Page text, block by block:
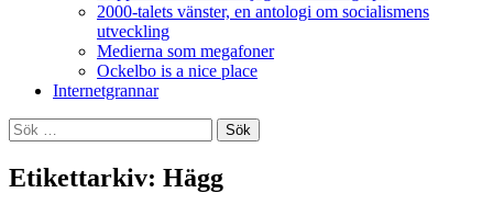
2000-talets vänster, en antologi om socialismens
utveckling
Medierna som megafoner
Ockelbo is a nice place
Internetgrannar
Sök
efter:
Etikettarkiv: Hägg